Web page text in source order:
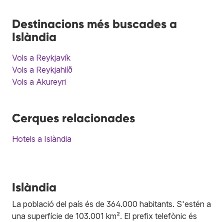
Destinacions més buscades a
Islàndia
Vols a Reykjavík
Vols a Reykjahlíð
Vols a Akureyri
Cerques relacionades
Hotels a Islàndia
Islàndia
La població del país és de 364.000 habitants. S'estén a
una superfície de 103.001 km². El prefix telefònic és